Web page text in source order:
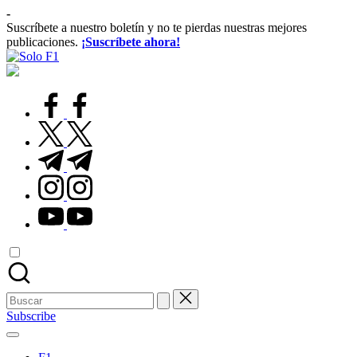
Saltar
al
contenido
-
Suscríbete a nuestro boletín y no te pierdas nuestras mejores
publicaciones. ¡Suscríbete ahora!
Para
facebook.com
twitter.com
t.me
instagram.com
youtube.com
Buscar:
Subscribe